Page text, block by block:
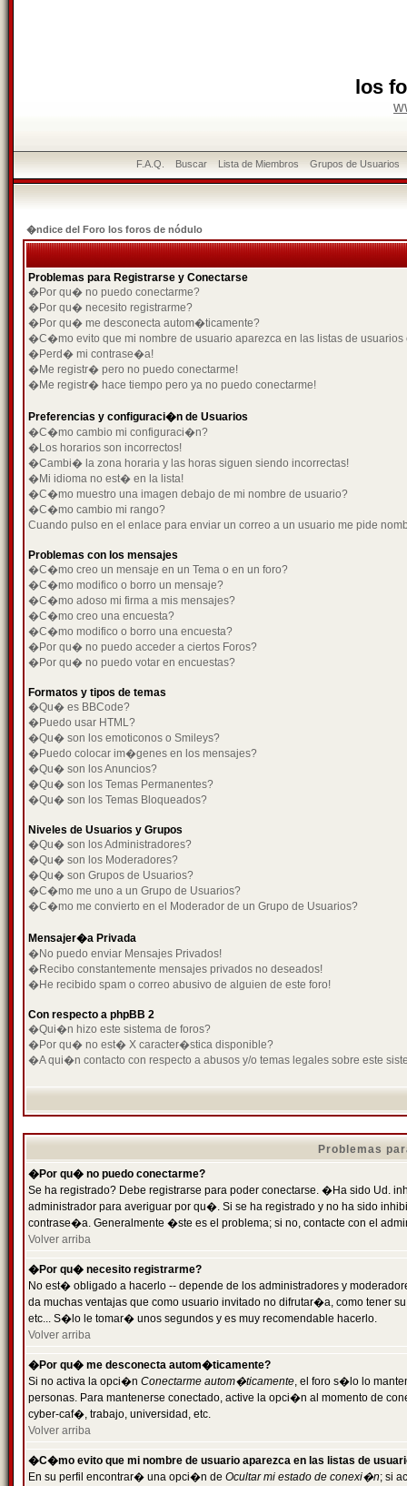
los
F.A.Q. Buscar Lista de Miembros Grupos de Usuarios
�ndice del Foro los foros de nódulo
Problemas para Registrarse y Conectarse
�Por qu� no puedo conectarme?
�Por qu� necesito registrarme?
�Por qu� me desconecta autom�ticamente?
�C�mo evito que mi nombre de usuario aparezca en las listas de usuarios
�Perd� mi contrase�a!
�Me registr� pero no puedo conectarme!
�Me registr� hace tiempo pero ya no puedo conectarme!
Preferencias y configuraci�n de Usuarios
�C�mo cambio mi configuraci�n?
�Los horarios son incorrectos!
�Cambi� la zona horaria y las horas siguen siendo incorrectas!
�Mi idioma no est� en la lista!
�C�mo muestro una imagen debajo de mi nombre de usuario?
�C�mo cambio mi rango?
Cuando pulso en el enlace para enviar un correo a un usuario me pide
Problemas con los mensajes
�C�mo creo un mensaje en un Tema o en un foro?
�C�mo modifico o borro un mensaje?
�C�mo adoso mi firma a mis mensajes?
�C�mo creo una encuesta?
�C�mo modifico o borro una encuesta?
�Por qu� no puedo acceder a ciertos Foros?
�Por qu� no puedo votar en encuestas?
Formatos y tipos de temas
�Qu� es BBCode?
�Puedo usar HTML?
�Qu� son los emoticonos o Smileys?
�Puedo colocar im�genes en los mensajes?
�Qu� son los Anuncios?
�Qu� son los Temas Permanentes?
�Qu� son los Temas Bloqueados?
Niveles de Usuarios y Grupos
�Qu� son los Administradores?
�Qu� son los Moderadores?
�Qu� son Grupos de Usuarios?
�C�mo me uno a un Grupo de Usuarios?
�C�mo me convierto en el Moderador de un Grupo de Usuarios?
Mensajer�a Privada
�No puedo enviar Mensajes Privados!
�Recibo constantemente mensajes privados no deseados!
�He recibido spam o correo abusivo de alguien de este foro!
Con respecto a phpBB 2
�Qui�n hizo este sistema de foros?
�Por qu� no est� X caracter�stica disponible?
�A qui�n contacto con respecto a abusos y/o temas legales sobre este
Problemas
�Por qu� no puedo conectarme?
Se ha registrado? Debe registrarse para poder conectarse. �Ha sido Ud.
administrador para averiguar por qu�. Si se ha registrado y no ha sido
contrase�a. Generalmente �ste es el problema; si no, contacte con el
Volver arriba
�Por qu� necesito registrarme?
No est� obligado a hacerlo -- depende de los administradores y
da muchas ventajas que como usuario invitado no difrutar�a, como tener
etc... S�lo le tomar� unos segundos y es muy recomendable hacerlo.
Volver arriba
�Por qu� me desconecta autom�ticamente?
Si no activa la opci�n Conectarme autom�ticamente, el foro s�lo lo
personas. Para mantenerse conectado, active la opci�n al momento de
cyber-caf�, trabajo, universidad, etc.
Volver arriba
�C�mo evito que mi nombre de usuario aparezca en las listas de
En su perfil encontrar� una opci�n de Ocultar mi estado de conexi�n; si